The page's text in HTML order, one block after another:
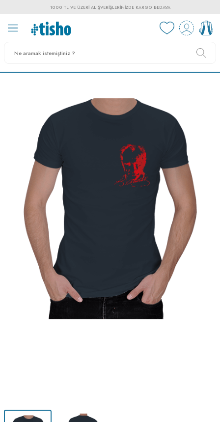
1000 TL VE ÜZERI ALIŞVERIŞLERINIZDE KARGO BEDAVA